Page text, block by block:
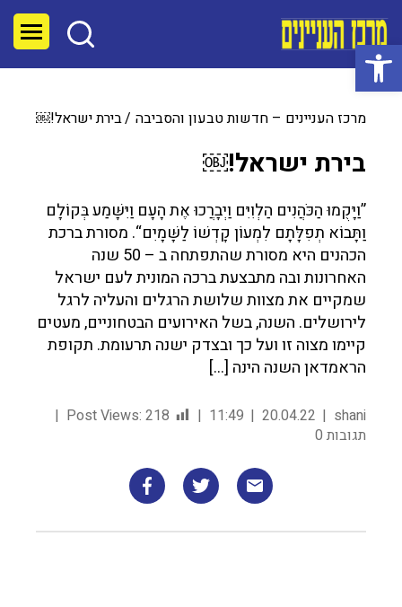
פתח סרגל נגישות
מרכז העניינים – חדשות טבעון והסביבה בירת ישראל!￼
בירת ישראל!￼
”וַיָּקֻמוּ הַכֹּהֲנִים הַלְוִיִּם וַיְבָרֲכוּ אֶת הָעָם וַיִּשָּׁמַע בְּקוֹלָם
וַתָּבוֹא תְפִלָּתָם לִמְעוֹן קָדְשׁוֹ לַשָּׁמָיִם“. מסורת ברכת
הכהנים היא מסורת שהתפתחה ב – 50 שנה
האחרונות ובה מתבצעת ברכה המונית לעם ישראל
שמקיים את מצוות שלושת הרגלים והעליה לרגל
לירושלים. השנה, בשל האירועים הבטחוניים, מעטים
קיימו מצוה זו ועל כך ובצדק ישנה תרעומת. תקופת
הראמדאן השנה הינה […]
shani
20.04.22
11:49
Post Views: 218
תגובות 0